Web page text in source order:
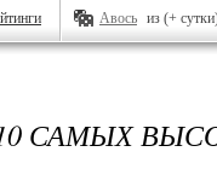
Авось из (+
САМЫХ